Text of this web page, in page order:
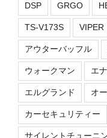
DSP GRGO
TS-V173S VIPER
アウターバッフル
ウォークマン エ
エルグランド オ
カーセキュリティー
サイレントチューニ